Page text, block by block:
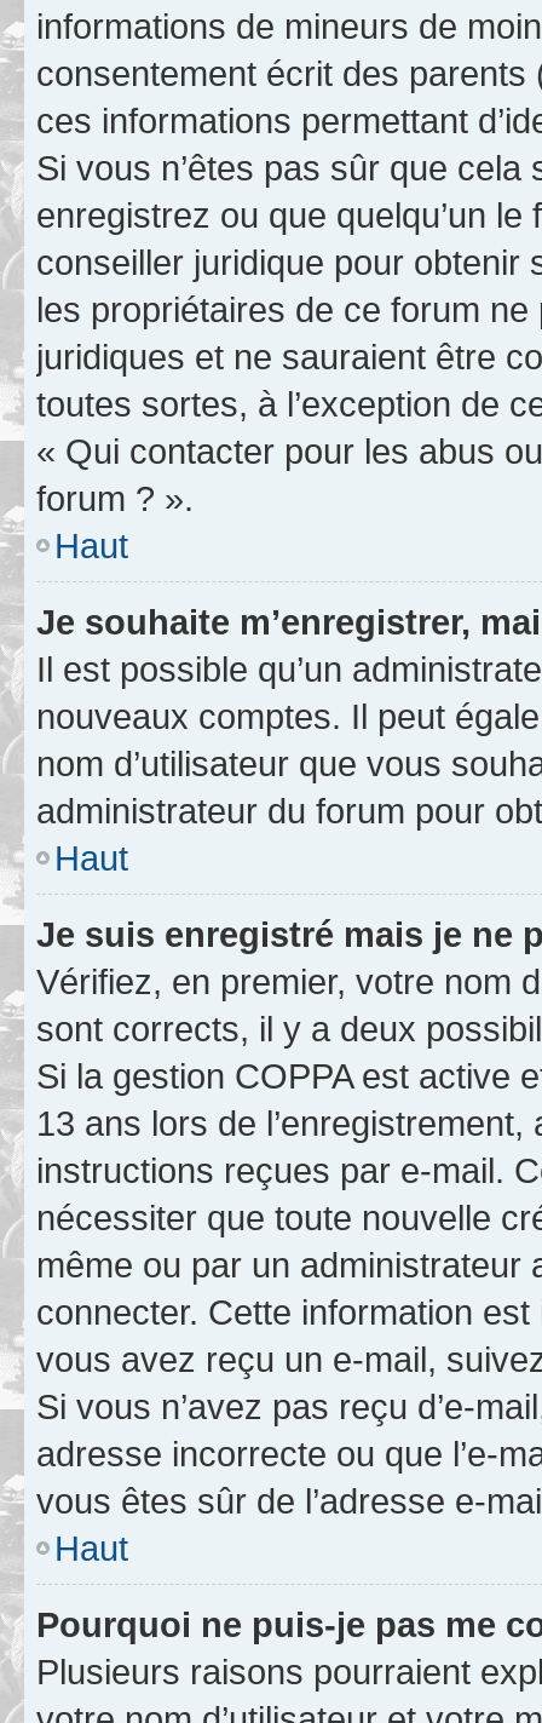
informations de mineurs de
consentement écrit des parents
ces informations permettant
Si vous n’êtes pas sûr que
enregistrez ou que quelqu’un
conseiller juridique pour obtenir
les propriétaires de ce forum
juridiques et ne sauraient être
toutes sortes, à l’exception de
« Qui contacter pour les abus
forum ? ».
Haut
Je souhaite m’enregistrer,
Il est possible qu’un
nouveaux comptes. Il peut
nom d’utilisateur que vous
administrateur du forum pour
Haut
Je suis enregistré mais je ne
Vérifiez, en premier, votre nom
sont corrects, il y a deux
Si la gestion COPPA est active
13 ans lors de
instructions reçues par e-mail.
nécessiter que toute nouvelle
même ou par un
connecter. Cette information
vous avez reçu un e-mail,
Si vous n’avez pas reçu d’e-
adresse incorrecte ou que l’e-
vous êtes sûr de l’adresse e-
Haut
Pourquoi ne puis-je pas me
Plusieurs raisons pourraient